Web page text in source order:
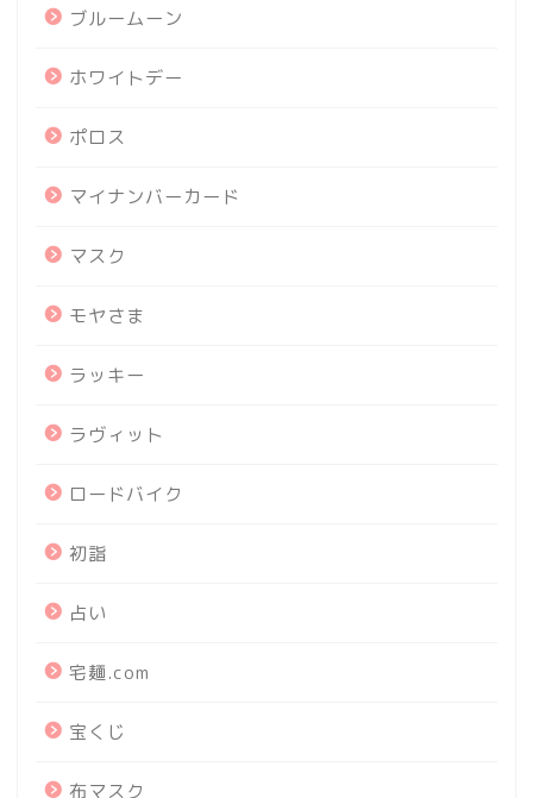
ブルームーン
ホワイトデー
ポロス
マイナンバーカード
マスク
モヤさま
ラッキー
ラヴィット
ロードバイク
初詣
占い
宅麺.com
宝くじ
布マスク